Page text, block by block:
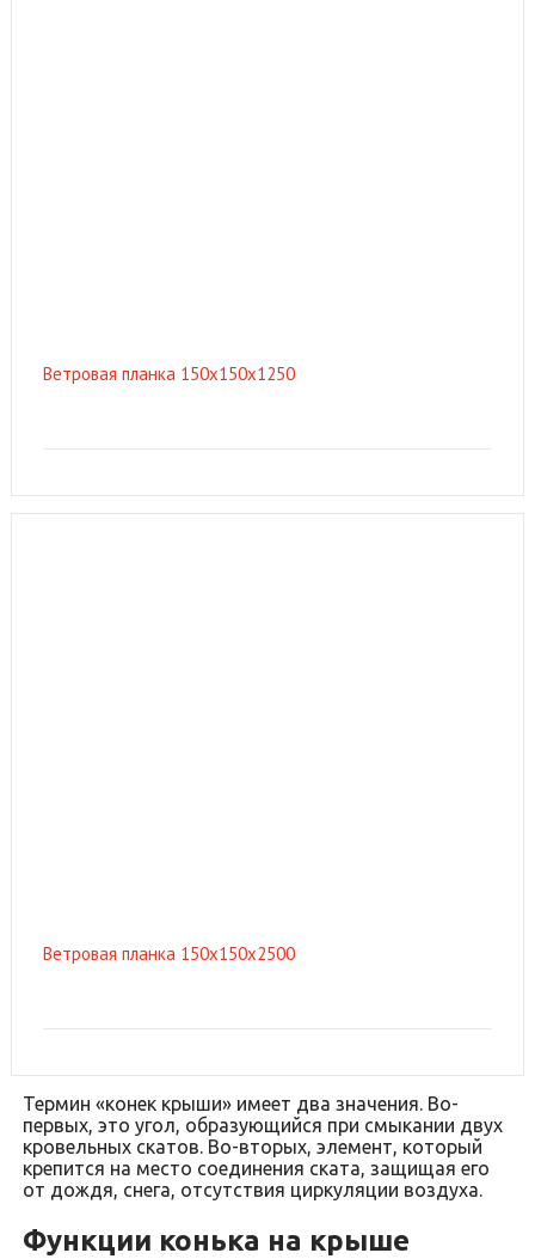
Ветровая планка 150х150х1250
Ветровая планка 150х150х2500
Термин «конек крыши» имеет два значения. Во-
первых, это угол, образующийся при смыкании двух
кровельных скатов. Во-вторых, элемент, который
крепится на место соединения ската, защищая его
от дождя, снега, отсутствия циркуляции воздуха.
Функции конька на крыше